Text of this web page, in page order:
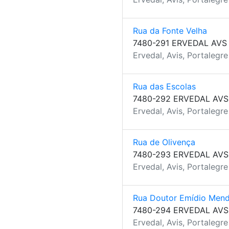
Rua da Fonte Velha
7480-291 ERVEDAL AVS
Ervedal, Avis, Portalegre
Rua das Escolas
7480-292 ERVEDAL AVS
Ervedal, Avis, Portalegre
Rua de Olivença
7480-293 ERVEDAL AVS
Ervedal, Avis, Portalegre
Rua Doutor Emídio
7480-294 ERVEDAL AVS
Ervedal, Avis, Portalegre